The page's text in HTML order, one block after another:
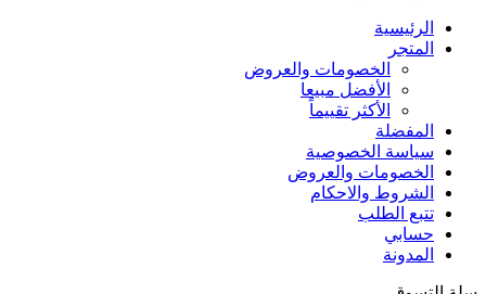
الرئيسية
المتجر
الخصومات والعروض
الأفضل مبيعا
الأكثر تقييماً
المفضلة
سياسة الخصوصية
الخصومات والعروض
الشروط والاحكام
تتبع الطلب
حسابي
المدونة